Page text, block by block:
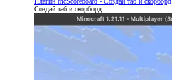
Создай таб и скорборд